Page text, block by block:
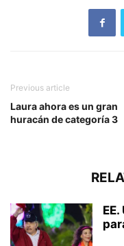
Previous article
Laura ahora es un gran
huracán de categoría 3